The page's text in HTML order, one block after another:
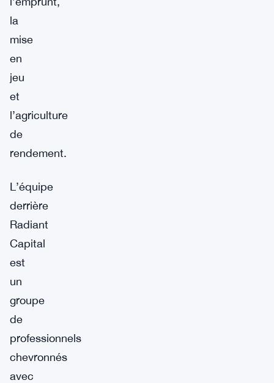
la
mise
en
jeu
et
l’agriculture
de
rendement.
L’équipe
derrière
Radiant
Capital
est
un
groupe
de
professionnels
chevronnés
avec